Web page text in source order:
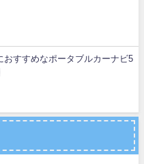
おすすめなポータブルカーナビ5